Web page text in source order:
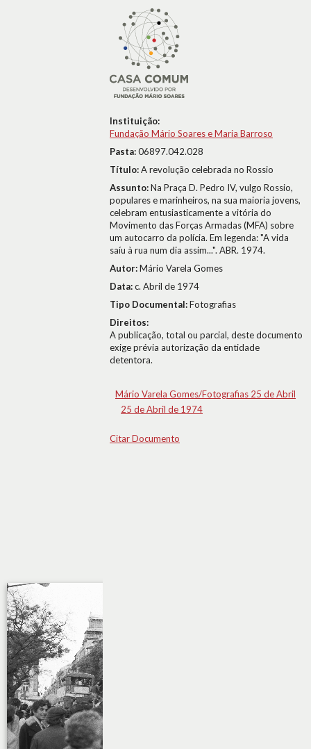
Instituição:
Fundação Mário Soares e Maria Barroso
Pasta:06897.042.028
Título:A revolução celebrada no Rossio
Assunto:Na Praça D. Pedro IV, vulgo Rossio,
populares e marinheiros, na sua maioria jovens,
celebram entusiasticamente a vitória do
Movimento das Forças Armadas (MFA) sobre
um autocarro da polícia. Em legenda: "A vida
saíu à rua num dia assim...". ABR. 1974.
Autor:Mário Varela Gomes
Data:c. Abril de 1974
Tipo Documental:Fotografias
Direitos:
A publicação, total ou parcial, deste documento
exige prévia autorização da entidade
detentora.
Mário Varela Gomes/Fotografias 25 de Abril
25 de Abril de 1974
Citar Documento